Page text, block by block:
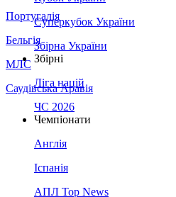
Португалія
Бельгія
МЛС
Саудівська Аравія
Суперкубок України
Збірна України
Збірні
Ліга націй
ЧС 2026
Чемпіонати
Англія
Іспанія
АПЛ Top News